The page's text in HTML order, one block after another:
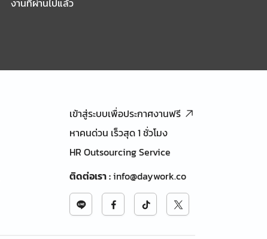
งานที่ผ่านไปแล้ว
เข้าสู่ระบบเพื่อประกาศงานฟรี
หาคนด่วน เร็วสุด 1 ชั่วโมง
HR Outsourcing Service
ติดต่อเรา:info@daywork.co